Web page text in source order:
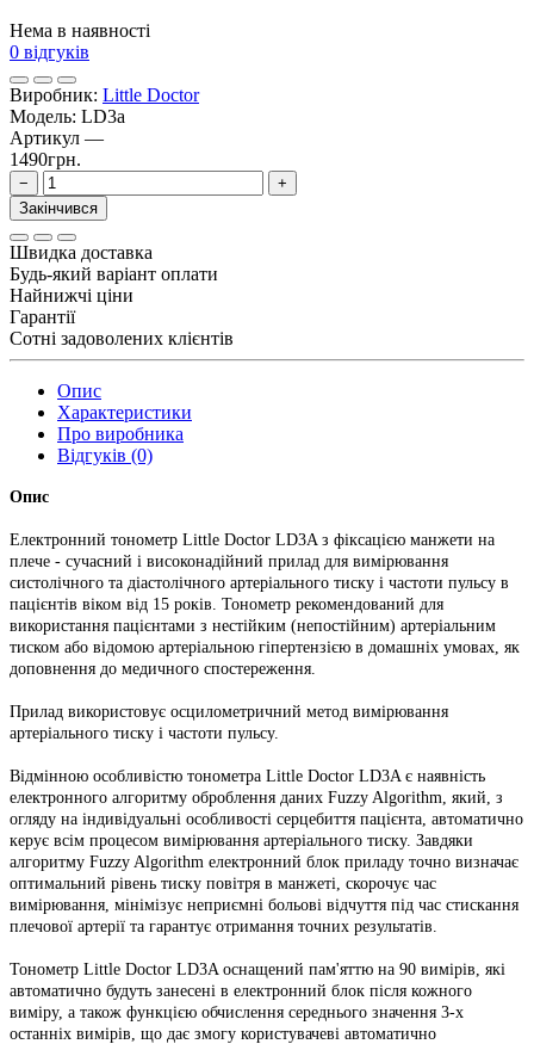
Нема в наявності
0 відгуків
Виробник: Little Doctor
Модель: LD3а
Артикул —
1490грн.
−
+
Закінчився
Швидка доставка
Будь-який варіант оплати
Найнижчі ціни
Гарантії
Сотні задоволених клієнтів
Опис
Характеристики
Про виробника
Відгуків (0)
Опис
Електронний тонометр Little Doctor LD3A з фіксацією манжети на
плече - сучасний і високонадійний прилад для вимірювання
систолічного та діастолічного артеріального тиску і частоти пульсу в
пацієнтів віком від 15 років. Тонометр рекомендований для
використання пацієнтами з нестійким (непостійним) артеріальним
тиском або відомою артеріальною гіпертензією в домашніх умовах, як
доповнення до медичного спостереження.
Прилад використовує осцилометричний метод вимірювання
артеріального тиску і частоти пульсу.
Відмінною особливістю тонометра Little Doctor LD3A є наявність
електронного алгоритму оброблення даних Fuzzy Algorithm, який, з
огляду на індивідуальні особливості серцебиття пацієнта, автоматично
керує всім процесом вимірювання артеріального тиску. Завдяки
алгоритму Fuzzy Algorithm електронний блок приладу точно визначає
оптимальний рівень тиску повітря в манжеті, скорочує час
вимірювання, мінімізує неприємні больові відчуття під час стискання
плечової артерії та гарантує отримання точних результатів.
Тонометр Little Doctor LD3A оснащений пам'яттю на 90 вимірів, які
автоматично будуть занесені в електронний блок після кожного
виміру, а також функцією обчислення середнього значення 3-х
останніх вимірів, що дає змогу користувачеві автоматично